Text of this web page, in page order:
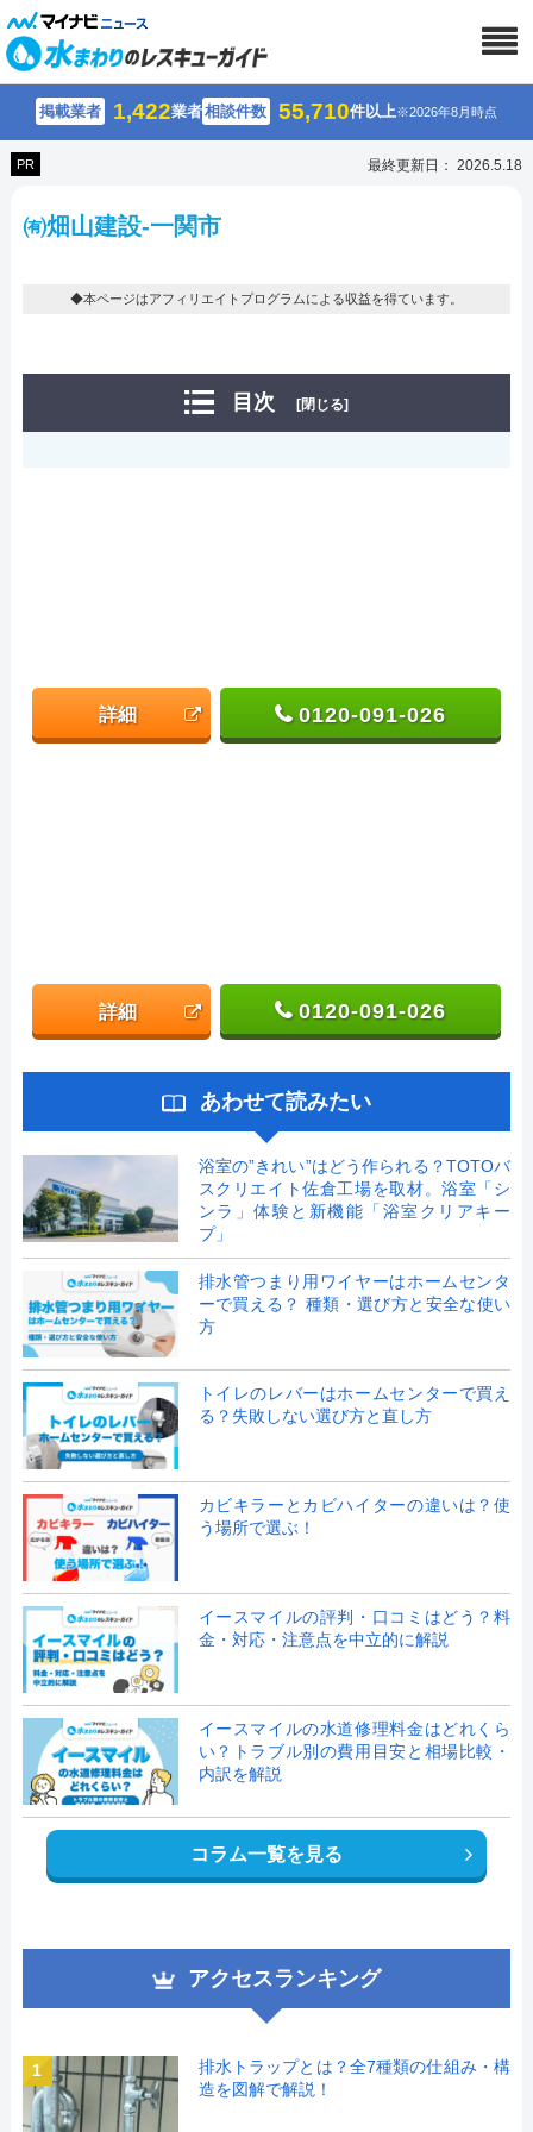
掲載業者 1,422業者相談件数 55,710件以上※2026年8月時点
PR 最終更新日： 2026.5.18
㈲畑山建設-一関市
◆本ページはアフィリエイトプログラムによる収益を得ています。
目次 [閉じる]
詳細 0120-091-026
詳細 0120-091-026
あわせて読みたい
浴室の”きれい”はどう作られる？TOTOバ
スクリエイト佐倉工場を取材。浴室「シ
ンラ」体験と新機能「浴室クリアキー
プ」
排水管つまり用ワイヤーはホームセンタ
ーで買える？ 種類・選び方と安全な使い
方
トイレのレバーはホームセンターで買え
る？失敗しない選び方と直し方
カビキラーとカビハイターの違いは？使
う場所で選ぶ！
イースマイルの評判・口コミはどう？料
金・対応・注意点を中立的に解説
イースマイルの水道修理料金はどれくら
い？トラブル別の費用目安と相場比較・
内訳を解説
コラム一覧を見る
アクセスランキング
1
排水トラップとは？全7種類の仕組み・構
造を図解で解説！